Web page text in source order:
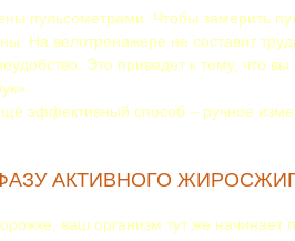
пульсометрами. Чтобы замерить
На велотренажере не составит
Это приведет к тому, что
эффективный способ – ручное
АКТИВНОГО
ваш организм тут же